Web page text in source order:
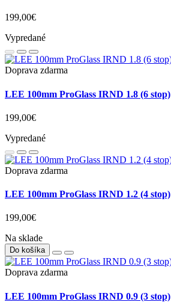
199,00€
Vypredané
Doprava zdarma
LEE 100mm ProGlass IRND 1.8 (6 stop)
199,00€
Vypredané
Doprava zdarma
LEE 100mm ProGlass IRND 1.2 (4 stop)
199,00€
Na sklade
Do košíka
Doprava zdarma
LEE 100mm ProGlass IRND 0.9 (3 stop)